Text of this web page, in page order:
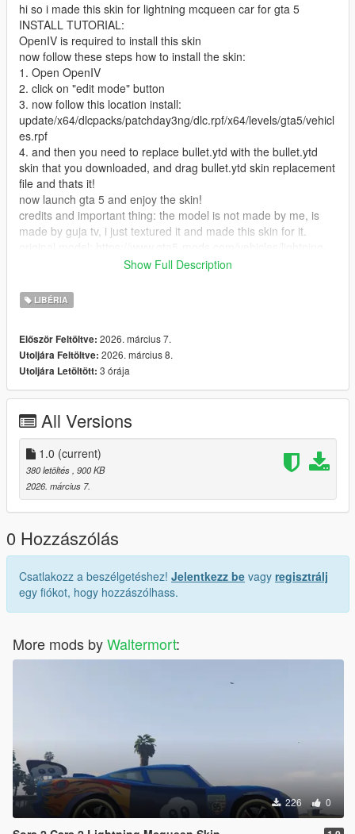
hi so i made this skin for lightning mcqueen car for gta 5
INSTALL TUTORIAL:
OpenIV is required to install this skin
now follow these steps how to install the skin:
1. Open OpenIV
2. click on "edit mode" button
3. now follow this location install:
update/x64/dlcpacks/patchday3ng/dlc.rpf/x64/levels/gta5/vehicl
es.rpf
4. and then you need to replace bullet.ytd with the bullet.ytd
skin that you downloaded, and drag bullet.ytd skin replacement
file and thats it!
now launch gta 5 and enjoy the skin!
credits and important thing: the model is not made by me, is
made by guja tv, i just textured it and made this skin for it.
mcqueen-cars-2-version
if you found any problems in this skin tell me!
Show Full Description
LIBÉRIA
Először Feltöltve: 2026. március 7.
Utoljára Feltöltve: 2026. március 8.
Utoljára Letöltött: 3 órája
All Versions
1.0 (current)
380 letöltés , 900 KB
2026. március 7.
0 Hozzászólás
Csatlakozz a beszélgetéshez! Jelentkezz be vagy regisztrálj
egy fiókot, hogy hozzászólhass.
More mods byWaltermort:
226 0